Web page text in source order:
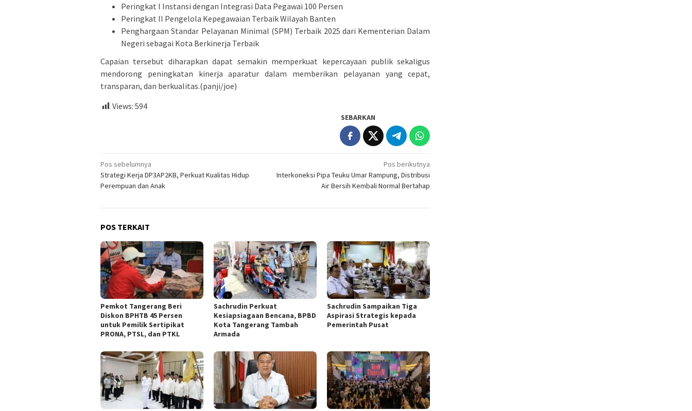
Peringkat I Instansi dengan Integrasi Data Pegawai 100 Persen
Peringkat II Pengelola Kepegawaian Terbaik Wilayah Banten
Penghargaan Standar Pelayanan Minimal (SPM) Terbaik 2025 dari Kementerian Dalam
Negeri sebagai Kota Berkinerja Terbaik
Capaian tersebut diharapkan dapat semakin memperkuat kepercayaan publik sekaligus
mendorong peningkatan kinerja aparatur dalam memberikan pelayanan yang cepat,
transparan, dan berkualitas.(panji/joe)
Views: 594
SEBARKAN
Navigasi
pos
Pos sebelumnya
Strategi Kerja DP3AP2KB, Perkuat Kualitas Hidup
Perempuan dan Anak
Pos berikutnya
Interkoneksi Pipa Teuku Umar Rampung, Distribusi
Air Bersih Kembali Normal Bertahap
POS TERKAIT
Pemkot Tangerang Beri
Diskon BPHTB 45 Persen
untuk Pemilik Sertipikat
PRONA, PTSL, dan PTKL
Sachrudin Perkuat
Kesiapsiagaan Bencana, BPBD
Kota Tangerang Tambah
Armada
Sachrudin Sampaikan Tiga
Aspirasi Strategis kepada
Pemerintah Pusat